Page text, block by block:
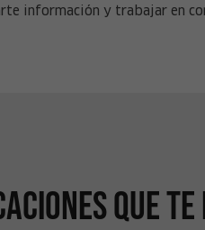
información y trabajar en
que